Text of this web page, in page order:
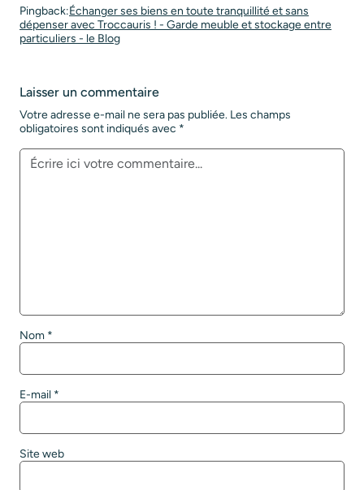
Pingback:Échanger ses biens en toute tranquillité et sans
dépenser avec Troccauris ! - Garde meuble et stockage entre
particuliers - le Blog
Laisser un commentaire
Votre adresse e-mail ne sera pas publiée. Les champs
obligatoires sont indiqués avec *
Nom *
E-mail *
Site web